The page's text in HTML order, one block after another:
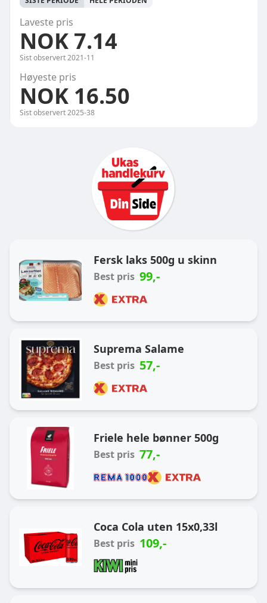
Laveste pris
NOK 7.14
Sist observert2021-11
Høyeste pris
NOK 16.50
Sist observert2025-38
Fersk laks 500g u skinn
Best pris 99,-
Suprema Salame
Best pris 57,-
Friele hele bønner 500g
Best pris 77,-
Coca Cola uten 15x0,33l
Best pris 109,-